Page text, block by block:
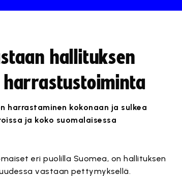
hallituksen
harrastustoiminta
harrastaminen kokonaan ja sulkea
ja koko suomalaisessa
eri puolilla Suomea, on hallituksen
vastaan pettymyksellä.